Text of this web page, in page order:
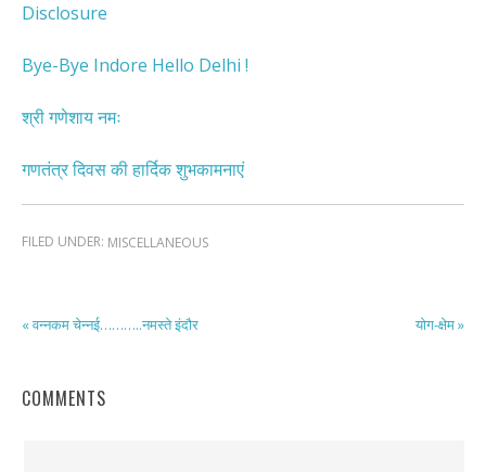
Disclosure
Bye-Bye Indore Hello Delhi !
श्री गणेशाय नमः
गणतंत्र दिवस की हार्दिक शुभकामनाएं
FILED UNDER: MISCELLANEOUS
« वन्नकम चेन्नई………..नमस्ते इंदौर योग-क्षेम »
COMMENTS